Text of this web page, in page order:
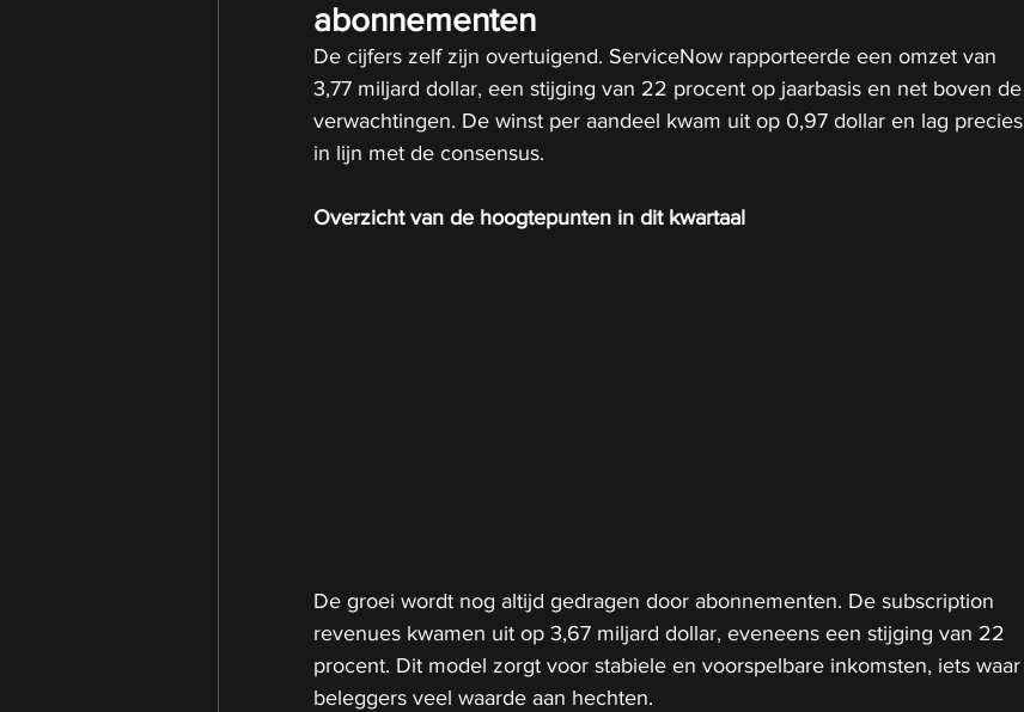
abonnementen
De cijfers zelf zijn overtuigend. ServiceNow rapporteerde een omzet van
3,77 miljard dollar, een stijging van 22 procent op jaarbasis en net boven de
verwachtingen. De winst per aandeel kwam uit op 0,97 dollar en lag precies
in lijn met de consensus.
Overzicht van de hoogtepunten in dit kwartaal
De groei wordt nog altijd gedragen door abonnementen. De subscription
revenues kwamen uit op 3,67 miljard dollar, eveneens een stijging van 22
procent. Dit model zorgt voor stabiele en voorspelbare inkomsten, iets waar
beleggers veel waarde aan hechten.